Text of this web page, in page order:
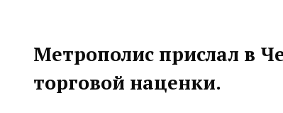
Метрополис прислал в
торговой наценки.